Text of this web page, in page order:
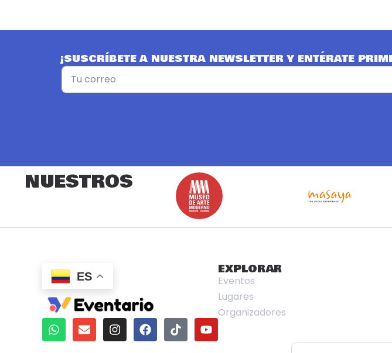
¡SUSCRÍBETE A NUESTRA NEWSLETTER Y ENTÉRATE
NUESTROS
ES EXPLORAR
Eventos
Lugares
Organizadores